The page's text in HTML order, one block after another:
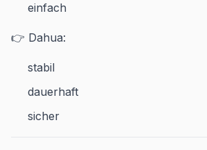
einfach
👉 Dahua:
stabil
dauerhaft
sicher